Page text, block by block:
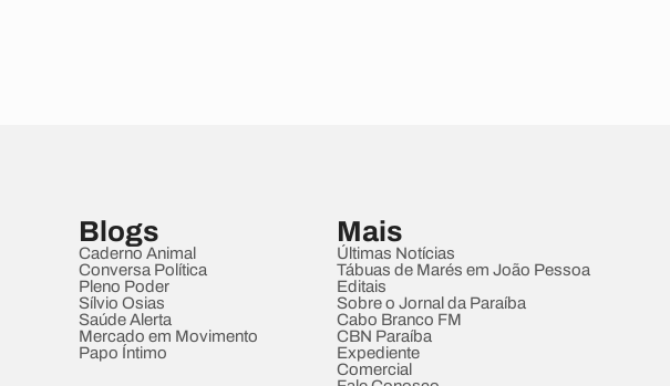
Blogs
Caderno Animal
Conversa Política
Pleno Poder
Sílvio Osias
Saúde Alerta
Mercado em Movimento
Papo Íntimo
Mais
Últimas Notícias
Tábuas de Marés em João Pessoa
Editais
Sobre o Jornal da Paraíba
Cabo Branco FM
CBN Paraíba
Expediente
Comercial